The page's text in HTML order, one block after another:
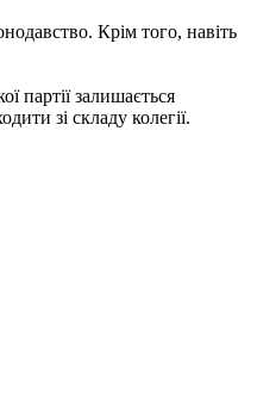
Крім того, навіть
партії залишається
зі складу колегії.